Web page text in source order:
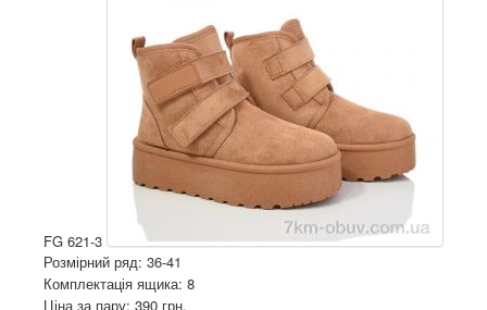
FG 621-3
Розмірний ряд: 36-41
Комплектація ящика: 8
Ціна за пару: 390 грн.